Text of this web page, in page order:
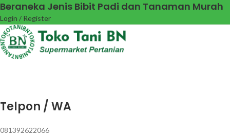
Beraneka Jenis Bibit Padi dan Tanaman Murah
Login / Register
Telpon / WA
081392622066